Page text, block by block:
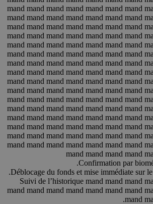
mand mand mand mand mand mand mand
mand mand mand mand mand mand mand
mand mand mand mand mand mand mand
mand mand mand mand mand mand mand
mand mand mand mand mand mand mand
mand mand mand mand mand mand mand
mand mand mand mand mand mand mand
mand mand mand mand mand mand mand
mand mand mand mand mand mand mand
mand mand mand mand mand mand mand
mand mand mand mand mand mand mand
mand mand mand mand mand mand mand
mand mand mand mand mand mand mand
mand mand mand mand mand mand mand
mand mand mand mand mand mand mand
mand mand mand mand mand mand mand
mand mand mand mand
Confirmation par
Déblocage du fonds et mise immédiate sur
Suivi de l’historique mand mand mand
mand mand mand mand mand mand mand
mand